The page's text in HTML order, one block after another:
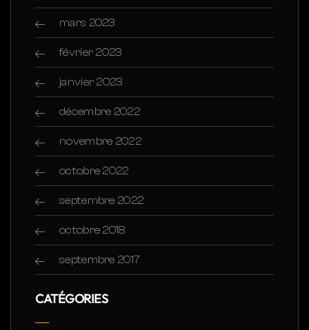
mars 2023
février 2023
janvier 2023
décembre 2022
novembre 2022
octobre 2022
septembre 2022
octobre 2018
septembre 2017
CATÉGORIES